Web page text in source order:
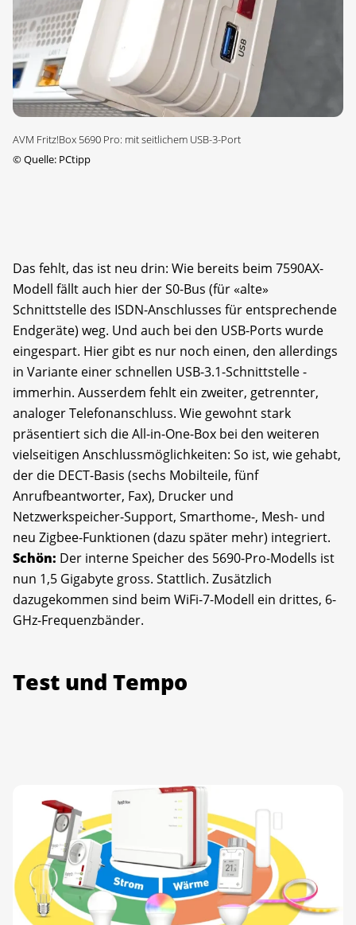
AVM Fritz!Box 5690 Pro: mit seitlichem USB-3-Port
©Quelle: PCtipp
Das fehlt, das ist neu drin: Wie bereits beim 7590AX-
Modell fällt auch hier der S0-Bus (für «alte»
Schnittstelle des ISDN-Anschlusses für entsprechende
Endgeräte) weg. Und auch bei den USB-Ports wurde
eingespart. Hier gibt es nur noch einen, den allerdings
in Variante einer schnellen USB-3.1-Schnittstelle -
immerhin. Ausserdem fehlt ein zweiter, getrennter,
analoger Telefonanschluss. Wie gewohnt stark
präsentiert sich die All-in-One-Box bei den weiteren
vielseitigen Anschlussmöglichkeiten: So ist, wie gehabt,
der die DECT-Basis (sechs Mobilteile, fünf
Anrufbeantworter, Fax), Drucker und
Netzwerkspeicher-Support, Smarthome-, Mesh- und
neu Zigbee-Funktionen (dazu später mehr) integriert.
Schön: Der interne Speicher des 5690-Pro-Modells ist
nun 1,5 Gigabyte gross. Stattlich. Zusätzlich
dazugekommen sind beim WiFi-7-Modell ein drittes, 6-
GHz-Frequenzbänder.
Test und Tempo